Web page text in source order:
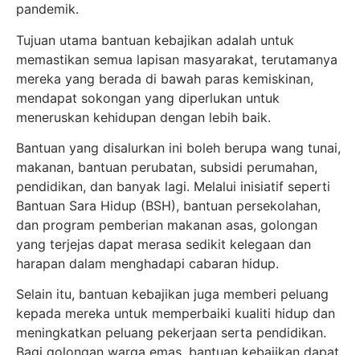
pandemik.
Tujuan utama bantuan kebajikan adalah untuk
memastikan semua lapisan masyarakat, terutamanya
mereka yang berada di bawah paras kemiskinan,
mendapat sokongan yang diperlukan untuk
meneruskan kehidupan dengan lebih baik.
Bantuan yang disalurkan ini boleh berupa wang tunai,
makanan, bantuan perubatan, subsidi perumahan,
pendidikan, dan banyak lagi. Melalui inisiatif seperti
Bantuan Sara Hidup (BSH), bantuan persekolahan,
dan program pemberian makanan asas, golongan
yang terjejas dapat merasa sedikit kelegaan dan
harapan dalam menghadapi cabaran hidup.
Selain itu, bantuan kebajikan juga memberi peluang
kepada mereka untuk memperbaiki kualiti hidup dan
meningkatkan peluang pekerjaan serta pendidikan.